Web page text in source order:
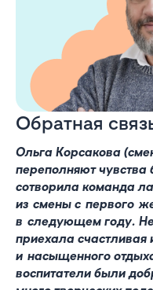
Обратная
Ольга Корсакова
переполняют чувства
сотворила команда
из смены с первого
в следующем году.
приехала счастливая
и насыщенного
воспитатели были